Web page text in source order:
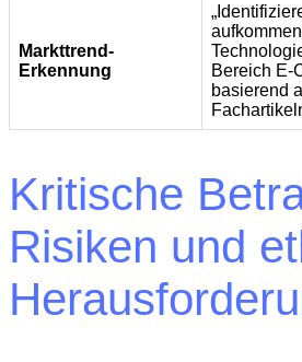
Markttrend-
Erkennung
Bereich E-
basierend
Kritische
Risiken und